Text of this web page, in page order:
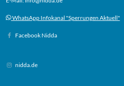
WhatsApp Infokanal "Sperrungen Aktuell"
Facebook Nidda
nidda.de